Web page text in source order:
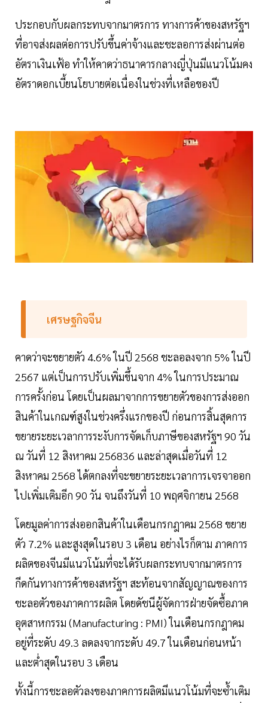
ประกอบกับผลกระทบจากมาตรการ ทางการค้าของสหรัฐฯ
ที่อาจส่งผลต่อการปรับขึ้นค่าจ้างและชะลอการส่งผ่านต่อ
อัตราเงินเฟ้อ ทำให้คาดว่าธนาคารกลางญี่ปุ่นมีแนวโน้มคง
อัตราดอกเบี้ยนโยบายต่อเนื่องในช่วงที่เหลือของปี
เศรษฐกิจจีน
คาดว่าจะขยายตัว 4.6% ในปี 2568 ชะลอลงจาก 5% ในปี
2567 แต่เป็นการปรับเพิ่มขึ้นจาก 4% ในการประมาณ
การครั้งก่อน โดยเป็นผลมาจากการขยายตัวของการส่งออก
สินค้าในเกณฑ์สูงในช่วงครึ่งแรกของปี ก่อนการสิ้นสุดการ
ขยายระยะเวลาการระงับการจัดเก็บภาษีของสหรัฐฯ 90 วัน
ณ วันที่ 12 สิงหาคม 256836 และล่าสุดเมื่อวันที่ 12
สิงหาคม 2568 ได้ตกลงที่จะขยายระยะเวลาการเจรจาออก
ไปเพิ่มเติมอีก 90 วัน จนถึงวันที่ 10 พฤศจิกายน 2568
โดยมูลค่าการส่งออกสินค้าในเดือนกรกฎาคม 2568 ขยาย
ตัว 7.2% และสูงสุดในรอบ 3 เดือน อย่างไรก็ตาม ภาคการ
ผลิตของจีนมีแนวโน้มที่จะได้รับผลกระทบจากมาตรการ
กีดกันทางการค้าของสหรัฐฯ สะท้อนจากสัญญาณของการ
ชะลอตัวของภาคการผลิต โดยดัชนีผู้จัดการฝ่ายจัดซื้อภาค
อุตสาหกรรม (Manufacturing : PMI) ในเดือนกรกฎาคม
อยู่ที่ระดับ 49.3 ลดลงจากระดับ 49.7 ในเดือนก่อนหน้า
และต่ำสุดในรอบ 3 เดือน
ทั้งนี้การชะลอตัวลงของภาคการผลิตมีแนวโน้มที่จะซ้ำเติม